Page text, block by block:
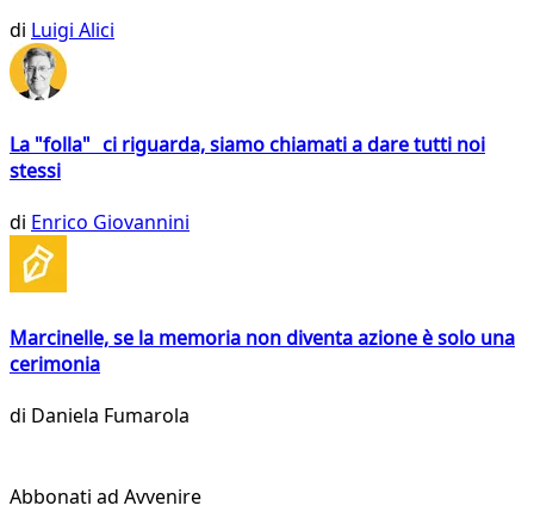
di Luigi Alici
La "folla" ci riguarda, siamo chiamati a dare tutti noi
stessi
di Enrico Giovannini
Marcinelle, se la memoria non diventa azione è solo una
cerimonia
di Daniela Fumarola
Abbonati ad Avvenire